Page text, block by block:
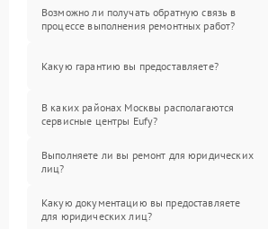
Возможно ли получать обратную связь в
процессе выполнения ремонтных работ?
Какую гарантию вы предоставляете?
В каких районах Москвы располагаются
сервисные центры Eufy?
Выполняете ли вы ремонт для юридических
лиц?
Какую документацию вы предоставляете
для юридических лиц?